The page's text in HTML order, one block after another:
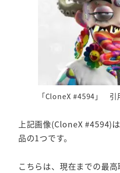
「CloneX #4594」 引
上記画像(CloneX #4594)
品の1つです。
こちらは、現在までの最